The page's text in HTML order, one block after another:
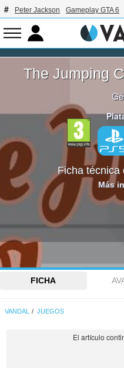
Peter Jackson Gameplay GTA 6
The Jumping
Ficha técnica
Más
FICHA
VANDAL JUEGOS